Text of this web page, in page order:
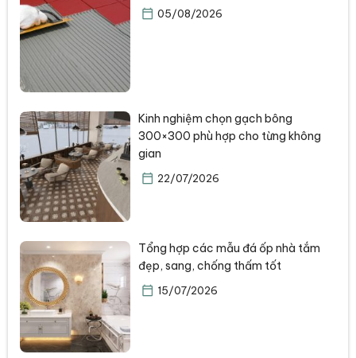
05/08/2026
Kinh nghiệm chọn gạch bông
300×300 phù hợp cho từng không
gian
22/07/2026
Tổng hợp các mẫu đá ốp nhà tắm
đẹp, sang, chống thấm tốt
15/07/2026